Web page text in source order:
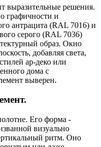
выразительные решения.
графичности и
антрацита (RAL 7016) и
серого (RAL 7036)
образ. Окно
добавляя света,
ар-деко или
дома с
выверен.
Его форма -
визуально
ритм. Оно